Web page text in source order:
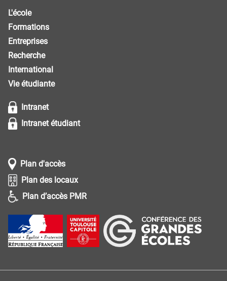
L'école
Formations
Entreprises
Recherche
International
Vie étudiante
Intranet
Intranet étudiant
Plan d'accès
Plan des locaux
Plan d’accès PMR